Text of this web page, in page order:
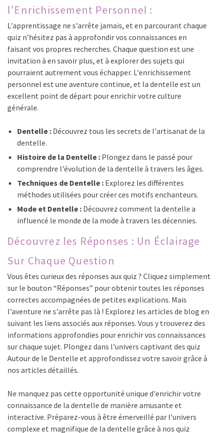
l'Enrichissement Personnel :
L'apprentissage ne s'arrête jamais, et en parcourant chaque
quiz n’hésitez pas à approfondir vos connaissances en
faisant vos propres recherches. Chaque question est une
invitation à en savoir plus, et à explorer des sujets qui
pourraient autrement vous échapper. L'enrichissement
personnel est une aventure continue, et la dentelle est un
excellent point de départ pour enrichir votre culture
générale.
Dentelle : Découvrez tous les secrets de l'artisanat de la
dentelle.
Histoire de la Dentelle : Plongez dans le passé pour
comprendre l'évolution de la dentelle à travers les âges.
Techniques de Dentelle : Explorez les différentes
méthodes utilisées pour créer ces motifs enchanteurs.
Mode et Dentelle : Découvrez comment la dentelle a
influencé le monde de la mode à travers les décennies.
Découvrez les Réponses : Un Éclairage
Sur Chaque Question
Vous êtes curieux des réponses aux quiz ? Cliquez simplement
sur le bouton “Réponses” pour obtenir toutes les réponses
correctes accompagnées de petites explications. Mais
l'aventure ne s'arrête pas là ! Explorez les articles de blog en
suivant les liens associés aux réponses. Vous y trouverez des
informations approfondies pour enrichir vos connaissances
sur chaque sujet. Plongez dans l'univers captivant des quiz
Autour de le Dentelle et approfondissez votre savoir grâce à
nos articles détaillés.
Ne manquez pas cette opportunité unique d'enrichir votre
connaissance de la dentelle de manière amusante et
interactive. Préparez-vous à être émerveillé par l'univers
complexe et magnifique de la dentelle grâce à nos quiz